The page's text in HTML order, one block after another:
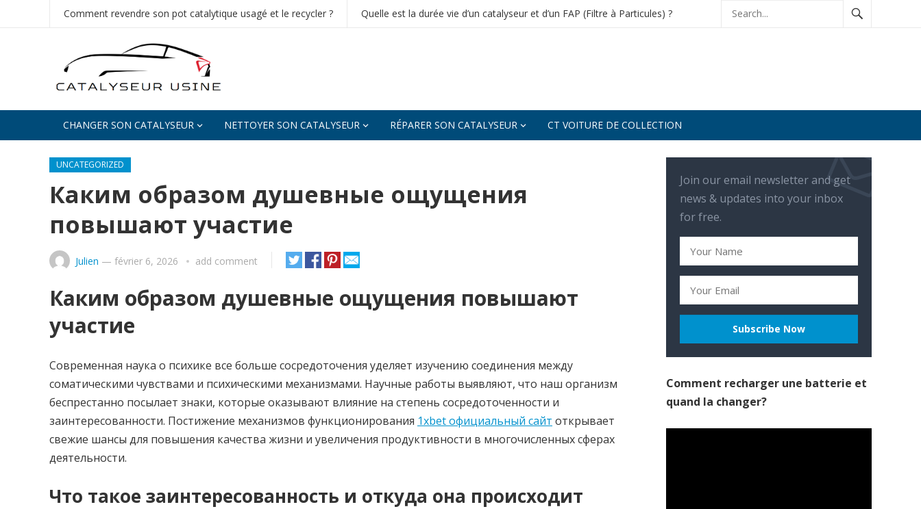
Comment revendre son pot catalytique usagé et le recycler ? Quelle est la durée vie d’un catalyseur et d’un FAP (Filtre à Particules) ?
CHANGER SON CATALYSEUR NETTOYER SON CATALYSEUR RÉPARER SON CATALYSEUR CT VOITURE DE COLLECTION
UNCATEGORIZED
Каким образом душевные ощущения
повышают участие
Julien — février 6, 2026 add comment
Каким образом душевные ощущения повышают
участие
Современная наука о психике все больше сосредоточения уделяет изучению соединения между
соматическими чувствами и психическими механизмами. Научные работы выявляют, что наш организм
беспрестанно посылает знаки, которые оказывают влияние на степень сосредоточенности и
заинтересованности. Постижение механизмов функционирования 1xbet официальный сайт открывает
свежие шансы для повышения качества жизни и увеличения продуктивности в многочисленных сферах
деятельности.
Что такое заинтересованность и откуда она происходит
Join our email newsletter and get
news & updates into your inbox
for free.
Comment recharger une batterie et
quand la changer?